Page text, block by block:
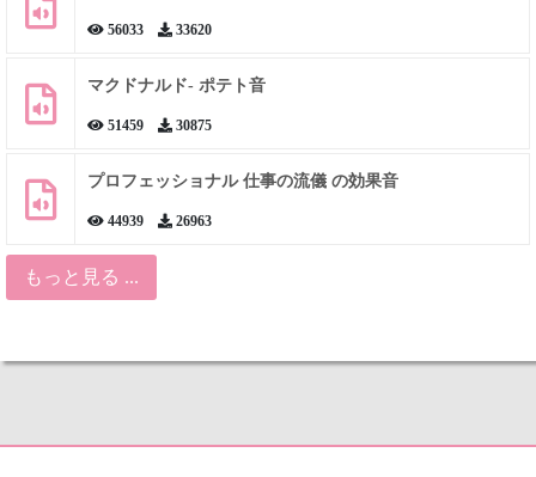
56033 33620
マクドナルド- ポテト音
51459 30875
プロフェッショナル 仕事の流儀 の効果音
44939 26963
もっと見る ...